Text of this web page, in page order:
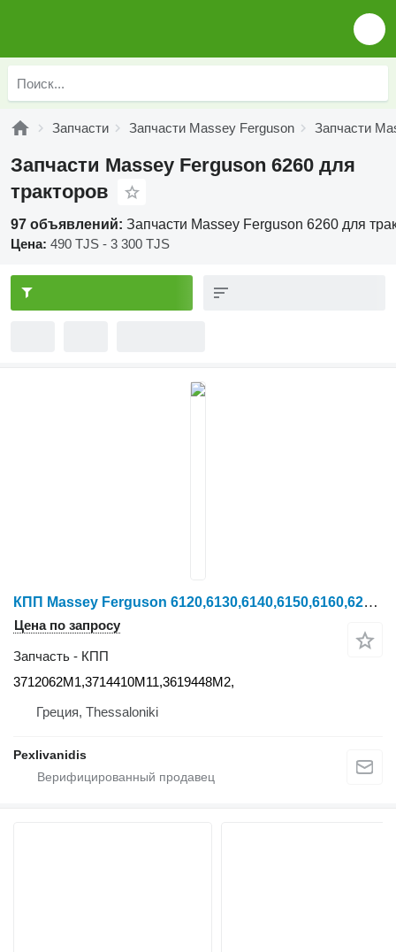
Запчасти Запчасти Massey Ferguson Запчасти
Запчасти Massey Ferguson 6260 для
тракторов
97 объявлений: Запчасти Massey Ferguson 6260 для
Цена: 490 TJS - 3 300 TJS
КПП Massey Ferguson 6120,6130,6140,6150,6160,6235,6245,6255,6260 3712062M1 для трактора колесного Massey Ferguson ALL
Цена по запросу
Запчасть - КПП
3712062M1,3714410M11,3619448M2,
Греция, Thessaloniki
Pexlivanidis